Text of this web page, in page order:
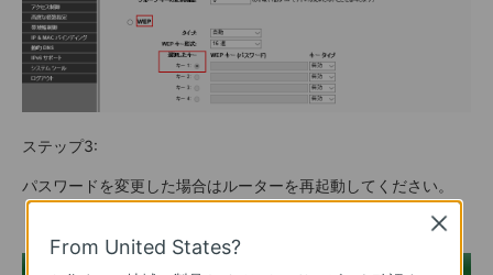
​ステップ3:
パスワードを変更した場合はルーターを再起動してください。
From United States?
Close